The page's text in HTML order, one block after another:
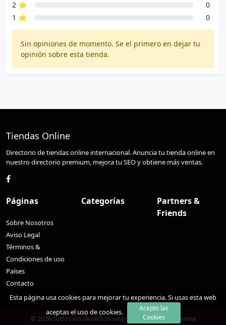
2 ⭐
0
1 ⭐
0
Sin opiniones de momento. Se el primero en dejar tu
opinión sobre esta tienda.
Tiendas Online
Directorio de tiendas online internacional. Anuncia tu tienda online en
nuestro directorio premium, mejora tu SEO y obtiene más ventas.
Páginas
Sobre Nosotros
Aviso Legal
Términos &
Condiciones de uso
Países
Contacto
Categorías
Partners &
Friends
© 2026 Todos los derechos reservados. -Tiendas Online
Esta página usa cookies para mejorar tu experiencia. Si usas esta web
aceptas el uso de cookies.
Acepto las
Cookies